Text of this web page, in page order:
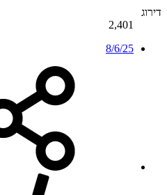
דירוג
2,401
8/6/25